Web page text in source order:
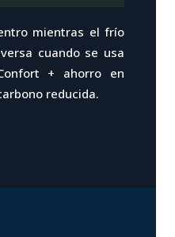
mientras el frío
cuando se usa
+ ahorro en
reducida.